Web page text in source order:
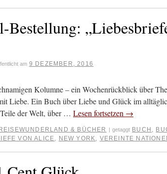
Bestellung:
am 9 DEZEMBER, 2016
Kolumne – ein Wochenrückblick über
Liebe. Ein Buch über Liebe und Glück im
der Welt, über … Lesen fortsetzen →
& BÜCHER | getaggt BUCH ,
VON ALICE, NEW YORK, VEREINTE